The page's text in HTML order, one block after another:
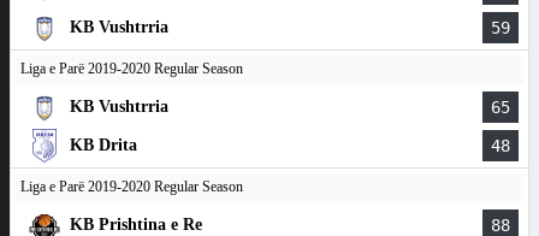
KB Vushtrria 59
Liga e Parë 2019-2020 Regular Season
KB Vushtrria 65
KB Drita 48
Liga e Parë 2019-2020 Regular Season
KB Prishtina e Re 88